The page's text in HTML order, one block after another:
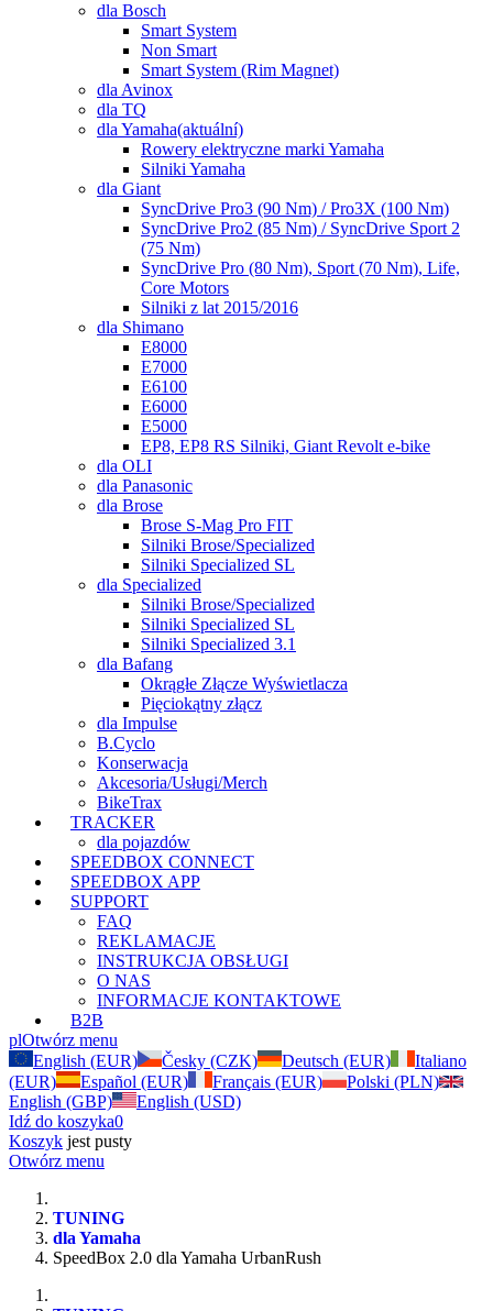
dla Bosch
Smart System
Non Smart
Smart System (Rim Magnet)
dla Avinox
dla TQ
dla Yamaha(aktuální)
Rowery elektryczne marki Yamaha
Silniki Yamaha
dla Giant
SyncDrive Pro3 (90 Nm) / Pro3X (100 Nm)
SyncDrive Pro2 (85 Nm) / SyncDrive Sport 2
(75 Nm)
SyncDrive Pro (80 Nm), Sport (70 Nm), Life,
Core Motors
Silniki z lat 2015/2016
dla Shimano
E8000
E7000
E6100
E6000
E5000
EP8, EP8 RS Silniki, Giant Revolt e-bike
dla OLI
dla Panasonic
dla Brose
Brose S-Mag Pro FIT
Silniki Brose/Specialized
Silniki Specialized SL
dla Specialized
Silniki Brose/Specialized
Silniki Specialized SL
Silniki Specialized 3.1
dla Bafang
Okrągłe Złącze Wyświetlacza
Pięciokątny złącz
dla Impulse
B.Cyclo
Konserwacja
Akcesoria/Usługi/Merch
BikeTrax
TRACKER
dla pojazdów
SPEEDBOX CONNECT
SPEEDBOX APP
SUPPORT
FAQ
REKLAMACJE
INSTRUKCJA OBSŁUGI
O NAS
INFORMACJE KONTAKTOWE
B2B
plOtwórz menu
English (EUR)
Česky (CZK) Deutsch (EUR)
Italiano
(EUR)
Español (EUR) Français (EUR)
Polski (PLN)
English (GBP)
English (USD)
Idź do koszyka0
Koszyk jest pusty
Otwórz menu
TUNING
dla Yamaha
SpeedBox 2.0 dla Yamaha UrbanRush